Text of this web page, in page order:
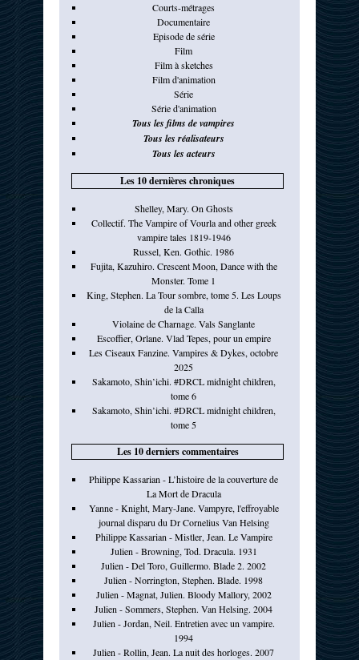
Courts-métrages
Documentaire
Episode de série
Film
Film à sketches
Film d'animation
Série
Série d'animation
Tous les films de vampires
Tous les réalisateurs
Tous les acteurs
Les 10 dernières chroniques
Shelley, Mary. On Ghosts
Collectif. The Vampire of Vourla and other greek
vampire tales 1819-1946
Russel, Ken. Gothic. 1986
Fujita, Kazuhiro. Crescent Moon, Dance with the
Monster. Tome 1
King, Stephen. La Tour sombre, tome 5. Les Loups
de la Calla
Violaine de Charnage. Vals Sanglante
Escoffier, Orlane. Vlad Tepes, pour un empire
Les Ciseaux Fanzine. Vampires & Dykes, octobre
2025
Sakamoto, Shin’ichi. #DRCL midnight children,
tome 6
Sakamoto, Shin’ichi. #DRCL midnight children,
tome 5
Les 10 derniers commentaires
Philippe Kassarian - L’histoire de la couverture de
La Mort de Dracula
Yanne - Knight, Mary-Jane. Vampyre, l'effroyable
journal disparu du Dr Cornelius Van Helsing
Philippe Kassarian - Mistler, Jean. Le Vampire
Julien - Browning, Tod. Dracula. 1931
Julien - Del Toro, Guillermo. Blade 2. 2002
Julien - Norrington, Stephen. Blade. 1998
Julien - Magnat, Julien. Bloody Mallory, 2002
Julien - Sommers, Stephen. Van Helsing. 2004
Julien - Jordan, Neil. Entretien avec un vampire.
1994
Julien - Rollin, Jean. La nuit des horloges. 2007